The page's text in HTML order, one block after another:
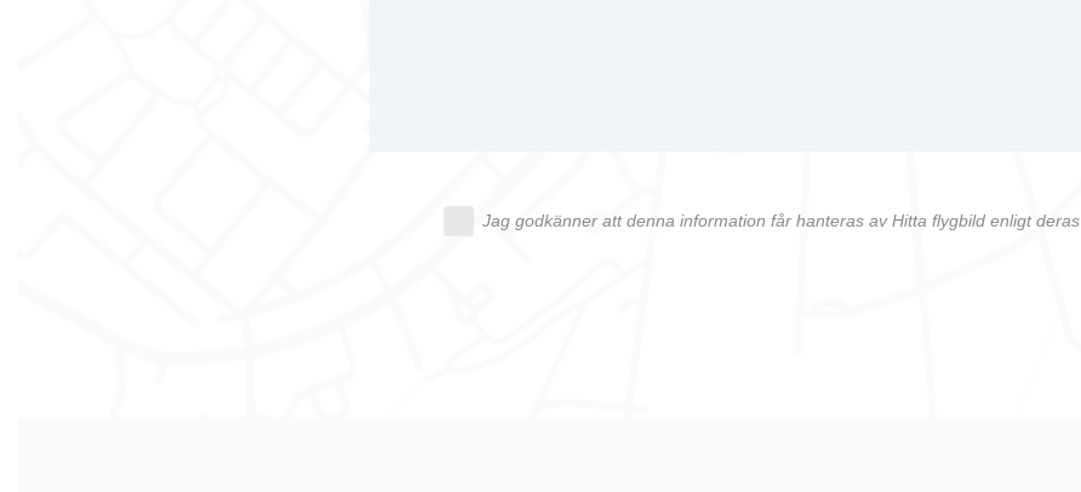
Jag godkänner att denna information får hanteras av Hitta flygbild enligt deras